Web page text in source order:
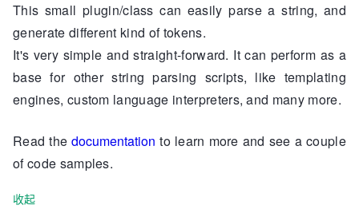
This small plugin/class can easily parse a string, and
generate different kind of tokens.
It's very simple and straight-forward. It can perform as a
base for other string parsing scripts, like templating
engines, custom language interpreters, and many more.
Read thedocumentation to learn more and see a couple
of code samples.
收起